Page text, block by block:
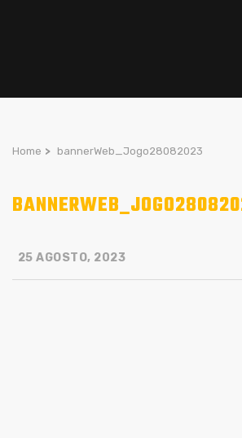
Home > bannerWeb_Jogo28082023
25 AGOSTO, 2023